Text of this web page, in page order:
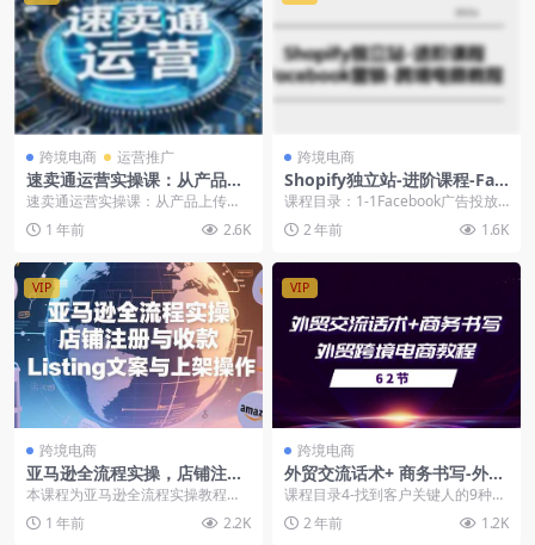
跨境电商 运营推广
速卖通运营实操课：从产品上
传到店铺布局，全方位提升你
的跨境电商能力
速卖通运营实操课：从产品上传到
店铺布局，全方位提升你的跨境电
商能力🚀 马上开始你...
1 年前 2.6K
跨境电商
Shopify独立站-进阶课程-Fac
ebook营销-跨境电商教程（2
5节）
课程目录：1-1Facebook广告投放
政策1.mp42-2Facebook广告...
2 年前 1.6K
VIP
跨境电商
亚马逊全流程实操，店铺注册
与收款，Listing文案与上架操
作
本课程为亚马逊全流程实操教程，
涵盖店铺登录与注册、平台付款与
收款、上架前准备（类...
1 年前 2.2K
VIP
跨境电商
外贸交流话术+ 商务书写-外贸
跨境电商教程（56节课）
课程目录4-找到客户关键人的9种办
法1.mp45-和客户前台咨询关键人
适用话术1...
2 年前 1.2K